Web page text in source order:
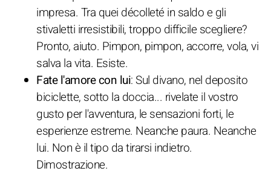
impresa. Tra quei décolleté in saldo e gli
stivaletti irresistibili, troppo difficile scegliere?
Pronto, aiuto. Pimpon, pimpon, accorre, vola, vi
salva la vita. Esiste.
Fate l'amore con lui: Sul divano, nel deposito
biciclette, sotto la doccia... rivelate il vostro
gusto per l'avventura, le sensazioni forti, le
esperienze estreme. Neanche paura. Neanche
lui. Non è il tipo da tirarsi indietro.
Dimostrazione.